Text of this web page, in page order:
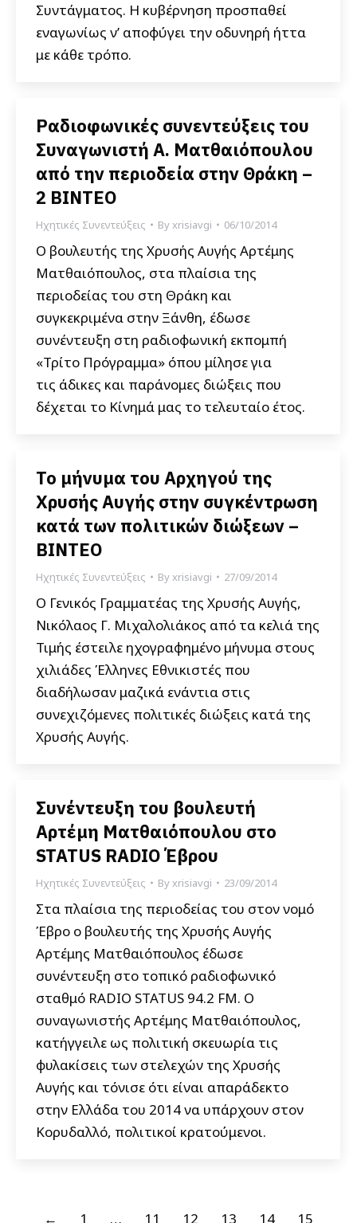
Συντάγματος. Η κυβέρνηση προσπαθεί
εναγωνίως ν’ αποφύγει την οδυνηρή ήττα
με κάθε τρόπο.
Ραδιοφωνικές συνεντεύξεις του
Συναγωνιστή Α. Ματθαιόπουλου
από την περιοδεία στην Θράκη –
2 ΒΙΝΤΕΟ
Ηχητικές Συνεντεύξεις Byxrisiavgi 06/10/2014
Ο βουλευτής της Χρυσής Αυγής Αρτέμης
Ματθαιόπουλος, στα πλαίσια της
περιοδείας του στη Θράκη και
συγκεκριμένα στην Ξάνθη, έδωσε
συνέντευξη στη ραδιοφωνική εκπομπή
«Τρίτο Πρόγραμμα» όπου μίλησε για
τις άδικες και παράνομες διώξεις που
δέχεται το Κίνημά μας το τελευταίο έτος.
Το μήνυμα του Αρχηγού της
Χρυσής Αυγής στην συγκέντρωση
κατά των πολιτικών διώξεων –
ΒΙΝΤΕΟ
Ηχητικές Συνεντεύξεις Byxrisiavgi 27/09/2014
Ο Γενικός Γραμματέας της Χρυσής Αυγής,
Νικόλαος Γ. Μιχαλολιάκος από τα κελιά της
Τιμής έστειλε ηχογραφημένο μήνυμα στους
χιλιάδες Έλληνες Εθνικιστές που
διαδήλωσαν μαζικά ενάντια στις
συνεχιζόμενες πολιτικές διώξεις κατά της
Χρυσής Αυγής.
Συνέντευξη του βουλευτή
Αρτέμη Ματθαιόπουλου στο
STATUS RADIO Έβρου
Ηχητικές Συνεντεύξεις Byxrisiavgi 23/09/2014
Στα πλαίσια της περιοδείας του στον νομό
Έβρο ο βουλευτής της Χρυσής Αυγής
Αρτέμης Ματθαιόπουλος έδωσε
συνέντευξη στο τοπικό ραδιοφωνικό
σταθμό RADIO STATUS 94.2 FM. Ο
συναγωνιστής Αρτέμης Ματθαιόπουλος,
κατήγγειλε ως πολιτική σκευωρία τις
φυλακίσεις των στελεχών της Χρυσής
Αυγής και τόνισε ότι είναι απαράδεκτο
στην Ελλάδα του 2014 να υπάρχουν στον
Κορυδαλλό, πολιτικοί κρατούμενοι.
← 1 … 11 12 13 14 15